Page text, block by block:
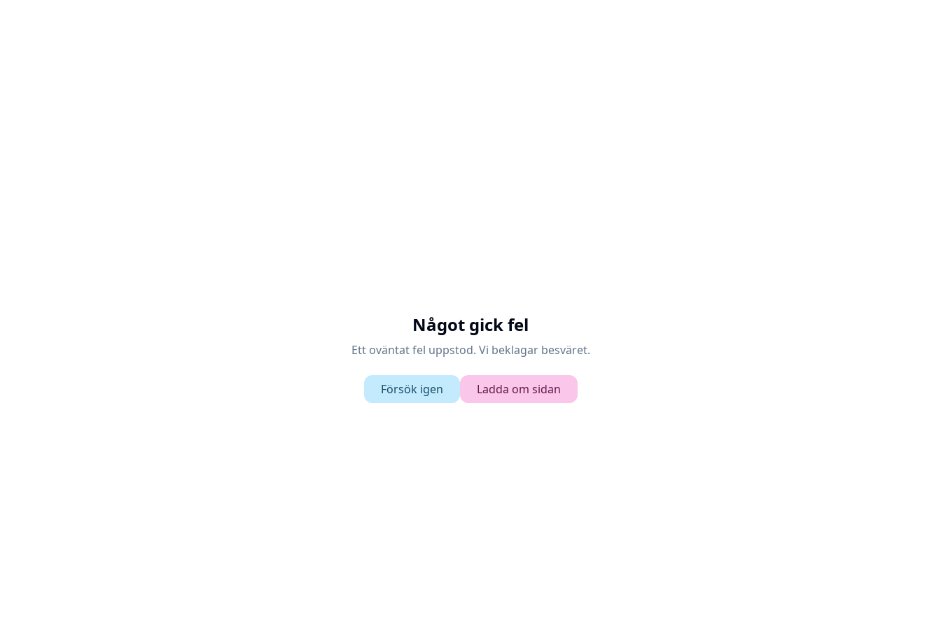
Något gick fel
Ett oväntat fel uppstod. Vi beklagar besväret.
Försök igen Ladda om sidan